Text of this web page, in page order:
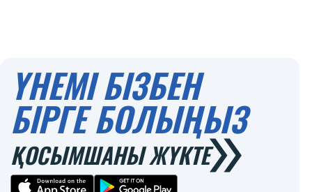
ҮНЕМІ БІЗБЕН
БІРГЕ БОЛЫҢЫЗ
ҚОСЫМШАНЫ ЖҮКТЕ